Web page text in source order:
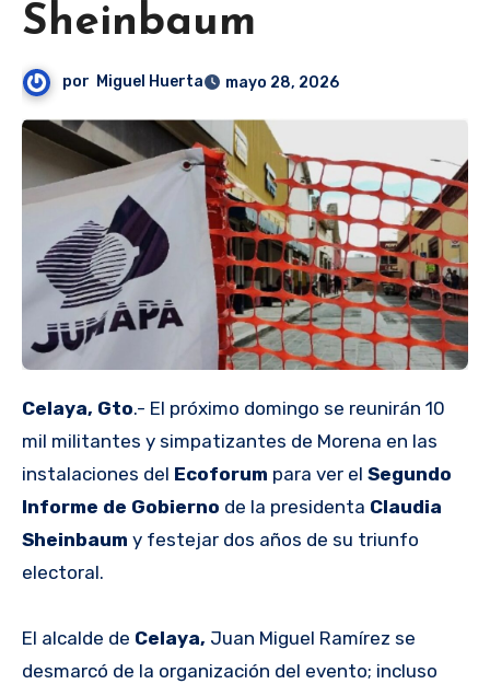
Sheinbaum
por Miguel Huerta mayo 28, 2026
Celaya, Gto.- El próximo domingo se reunirán 10
mil militantes y simpatizantes de Morena en las
instalaciones del Ecoforum para ver el Segundo
Informe de Gobierno de la presidenta Claudia
Sheinbaum y festejar dos años de su triunfo
electoral.
El alcalde de Celaya, Juan Miguel Ramírez se
desmarcó de la organización del evento; incluso